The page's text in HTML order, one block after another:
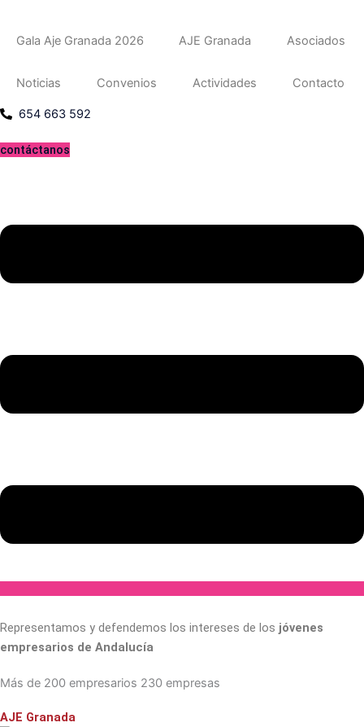
Gala Aje Granada 2026 AJE Granada Asociados
Noticias Convenios Actividades Contacto
654 663 592
contáctanos
Representamos y defendemos los intereses de los jóvenes
empresarios de Andalucía
Más de 200 empresarios 230 empresas
AJE Granada